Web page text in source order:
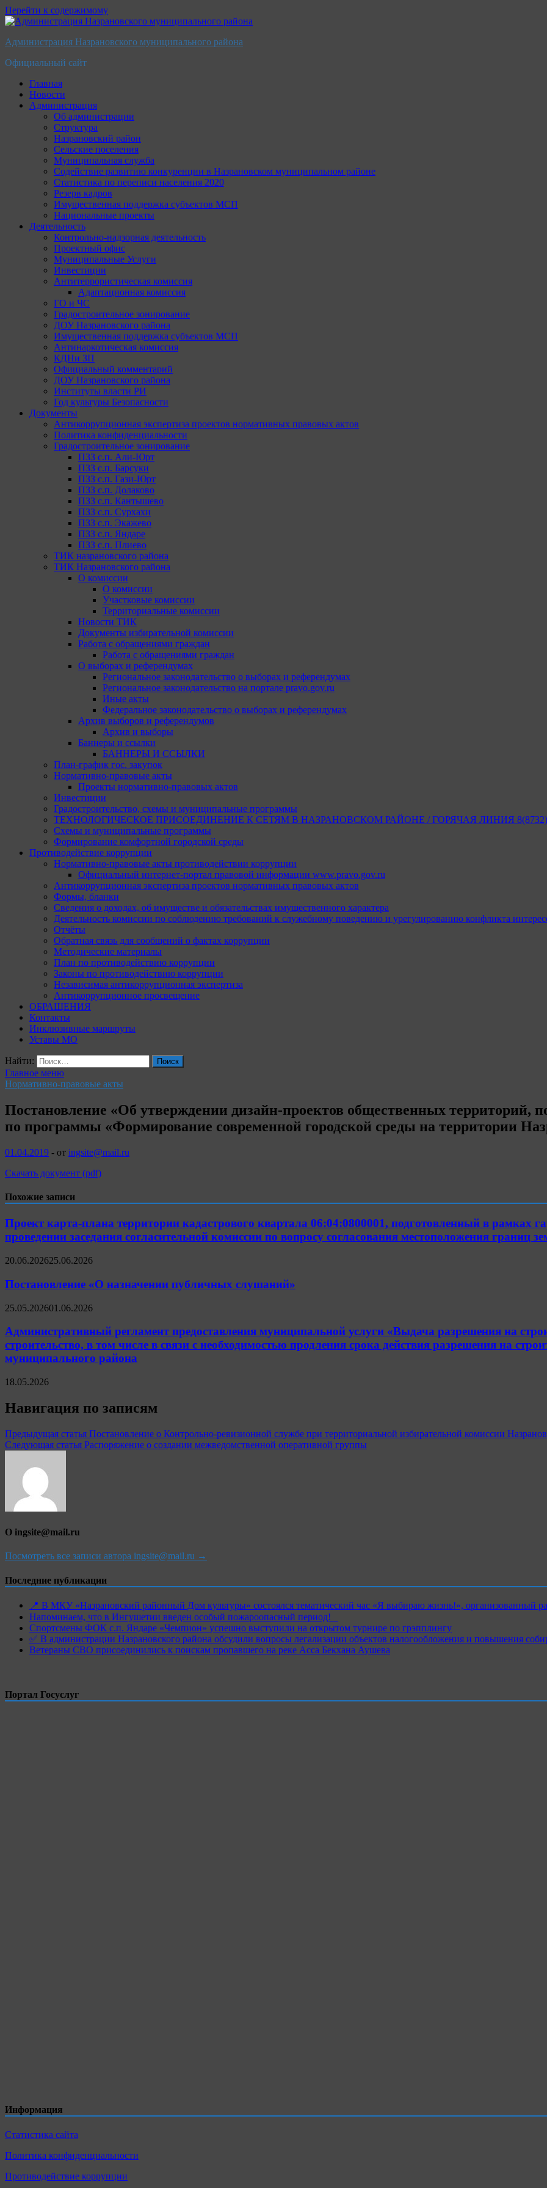
Перейти к содержимому
Администрация Назрановского муниципального района
Официальный сайт
Главная
Новости
Администрация
Об администрации
Структура
Назрановский район
Сельские поселения
Муниципальная служба
Содействие развитию конкуренции в Назрановском муниципальном районе
Статистика по переписи населения 2020
Резерв кадров
Имущественная поддержка субъектов МСП
Национальные проекты
Деятельность
Контрольно-надзорная деятельность
Проектный офис
Муниципальные Услуги
Инвестиции
Антитеррористическая комиссия
Адаптационная комиссия
ГО и ЧС
Градостроительное зонирование
ДОУ Назрановского района
Имущественная поддержка субъектов МСП
Антинаркотическая комиссия
КДНи ЗП
Официальный комментарий
ДОУ Назрановского района
Институты власти РИ
Год культуры Безопасности
Документы
Антикоррупционная экспертиза проектов нормативных правовых актов
Политика конфиденциальности
Градостроительное зонирование
ПЗЗ с.п. Али-Юрт
ПЗЗ с.п. Барсуки
ПЗЗ с.п. Гази-Юрт
ПЗЗ с.п. Долаково
ПЗЗ с.п. Кантышево
ПЗЗ с.п. Сурхахи
ПЗЗ с.п. Экажево
ПЗЗ с.п. Яндаре
ПЗЗ с.п. Плиево
ТИК назрановского района
ТИК Назрановского района
О комиссии
О комиссии
Участковые комиссии
Территориальные комиссии
Новости ТИК
Документы избирательной комиссии
Работа с обращениями граждан
Работа с обращениями граждан
О выборах и референдумах
Региональное законодательство о выборах и референдумах
Региональное законодательство на портале pravo.gov.ru
Иные акты
Федеральное законодательство о выборах и референдумах
Архив выборов и референдумов
Архив и выборы
Баннеры и ссылки
БАННЕРЫ И ССЫЛКИ
План-график гос. закупок
Нормативно-правовые акты
Проекты нормативно-правовых актов
Инвестиции
Градостроительство, схемы и муниципальные программы
ТЕХНОЛОГИЧЕСКОЕ ПРИСОЕДИНЕНИЕ К СЕТЯМ В НАЗРАНОВСКОМ РАЙОНЕ / ГОРЯЧАЯ ЛИНИЯ 8(8732)
Схемы и муниципальные программы
Формирование комфортной городской среды
Противодействие коррупции
Нормативно-правовые акты противодействии коррупции
Официальный интернет-портал правовой информации www.pravo.gov.ru
Антикоррупционная экспертиза проектов нормативных правовых актов
Формы, бланки
Сведения о доходах, об имуществе и обязательствах имущественного характера
Деятельность комиссии по соблюдению требований к служебному поведению и урегулированию конфликта
Отчёты
Обратная связь для сообщений о фактах коррупции
Методические материалы
План по противодействию коррупции
Законы по противодействию коррупции
Независимая антикоррупционная экспертиза
Антикоррупционное просвещение
ОБРАЩЕНИЯ
Контакты
Инклюзивные маршруты
Уставы МО
Найти:
Главное меню
Нормативно-правовые акты
Постановление «Об утверждении дизайн-проектов общественных территорий,
по программы «Формирование современной городской среды на территории
01.04.2019 - от ingsite@mail.ru
Скачать документ (pdf)
Похожие записи
Проект карта-плана территории кадастрового квартала 06:04:0800001, подготовленный в рамках
проведении заседания согласительной комиссии по вопросу согласования местоположения границ
20.06.202625.06.2026
Постановление «О назначении публичных слушаний»
25.05.202601.06.2026
Административный регламент предоставления муниципальной услуги «Выдача разрешения на
строительство, в том числе в связи с необходимостью продления срока действия разрешения на
муниципального района
18.05.2026
Навигация по записям
Предыдущая статья Постановление о Контрольно-ревизионной службе при территориальной избирательной комиссии
Следующая статья Распоряжение о создании межведомственной оперативной группы
О ingsite@mail.ru
Посмотреть все записи автора ingsite@mail.ru →
Последние публикации
📍 В МКУ «Назрановский районный Дом культуры» состоялся тематический час «Я выбираю жизнь!», организованный
Напоминаем, что в Ингушетии введен особый пожароопасный период!⁣⁣⠀
Спортсмены ФОК с.п. Яндаре «Чемпион» успешно выступили на открытом турнире по грэпплингу
✅ В администрации Назрановского района обсудили вопросы легализации объектов налогообложения и повышения
Ветераны СВО присоединились к поискам пропавшего на реке Асса Бекхана Аушева
Портал Госуслуг
Информация
Статистика сайта
Политика конфиденциальности
Противодействие коррупции